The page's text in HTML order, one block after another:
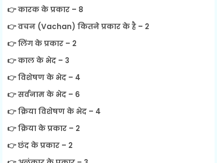
👉 कारक के प्रकार – 8
👉 वचन (Vachan) कितने प्रकार के है – 2
👉 लिंग के प्रकार – 2
👉 काल के भेद – 3
👉 विशेषण के भेद – 4
👉 सर्वनाम के भेद – 6
👉 क्रिया विशेषण के भेद – 4
👉 क्रिया के प्रकार – 2
👉 छंद के प्रकार – 2